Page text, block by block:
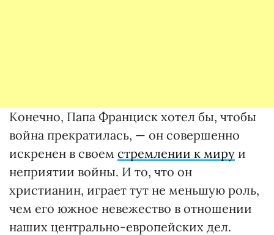
Конечно, Папа Франциск хотел бы, чтобы
война прекратилась, — он совершенно
искренен в своем стремлении к миру и
неприятии войны. И то, что он
христианин, играет тут не меньшую роль,
чем его южное невежество в отношении
наших центрально-европейских дел.